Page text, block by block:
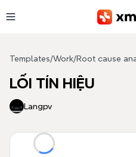
Templates/Work/Root cause
LỐI TÍN HIỆU
Langpv